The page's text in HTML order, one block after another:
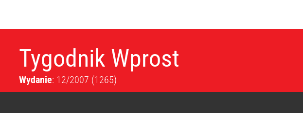
Tygodnik Wprost
Wydanie: 12/2007 (1265)